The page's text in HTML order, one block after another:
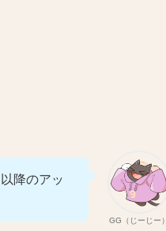
GG（じーじー）
降のアッ